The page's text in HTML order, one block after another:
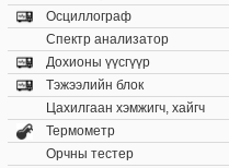
Осциллограф
Спектр анализатор
Дохионы үүсгүүр
Тэжээлийн блок
Цахилгаан хэмжигч, хайгч
Термометр
Орчны тестер